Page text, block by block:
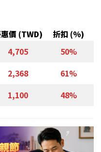
價 (TWD)
折扣 (%)
4,705
50%
2,368
61%
1,100
48%